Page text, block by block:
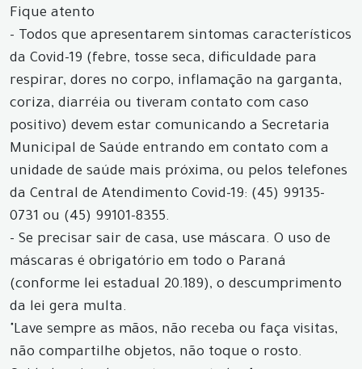
Fique atento
- Todos que apresentarem sintomas característicos
da Covid-19 (febre, tosse seca, dificuldade para
respirar, dores no corpo, inflamação na garganta,
coriza, diarréia ou tiveram contato com caso
positivo) devem estar comunicando a Secretaria
Municipal de Saúde entrando em contato com a
unidade de saúde mais próxima, ou pelos telefones
da Central de Atendimento Covid-19: (45) 99135-
0731 ou (45) 99101-8355.
- Se precisar sair de casa, use máscara. O uso de
máscaras é obrigatório em todo o Paraná
(conforme lei estadual 20.189), o descumprimento
da lei gera multa.
"Lave sempre as mãos, não receba ou faça visitas,
não compartilhe objetos, não toque o rosto.